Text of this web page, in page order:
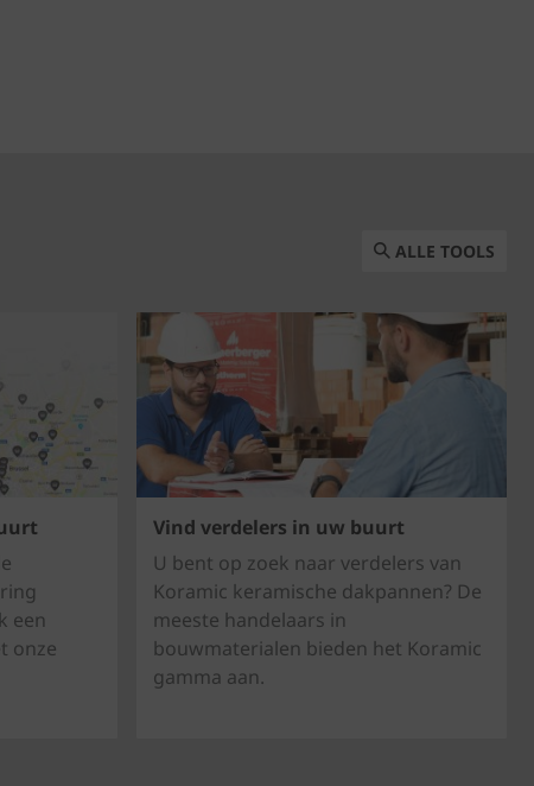
ALLE TOOLS
een
onze
Vind verdelers in uw buurt
U bent op zoek naar verdelers van
Koramic keramische dakpannen? De
meeste handelaars in
bouwmaterialen bieden het Koramic
gamma aan.